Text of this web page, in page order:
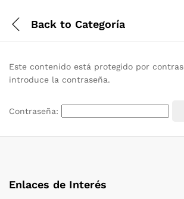
Back to Categoría
Este contenido está protegido por
introduce la contraseña.
Contraseña:
Enlaces de Interés